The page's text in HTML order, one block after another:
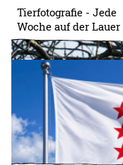
Tierfotografie - Jede
Woche auf der Lauer